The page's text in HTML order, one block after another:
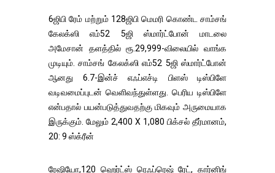
6ஜிபி ரேம் மற்றும் 128ஜிபி மெமரி கொண்ட சாம்சங்
கேலக்ஸி எம்52 5ஜி ஸ்மார்ட்போன் மாடலை
அமேசான் தளத்தில் ரூ.29,999-விலையில் வாங்க
முடியும். சாம்சங் கேலக்ஸி எம்52 5ஜி ஸ்மார்ட்போன்
ஆனது 6.7-இன்ச் எஃப்எச்டி பிளஸ் டிஸ்பிளே
வடிவமைப்புடன் வெளிவந்துள்ளது. பெரிய டிஸ்பிளே
என்பதால் பயன்படுத்துவதற்கு மிகவும் அருமையாக
இருக்கும். மேலும் 2,400 X 1,080 பிக்சல் தீர்மானம்,
20: 9 ஸ்க்ரீன்
ரேஷியோ,120 ஹெர்ட்ஸ் ரெஃப்ரெஷ் ரேட், கார்னிங்